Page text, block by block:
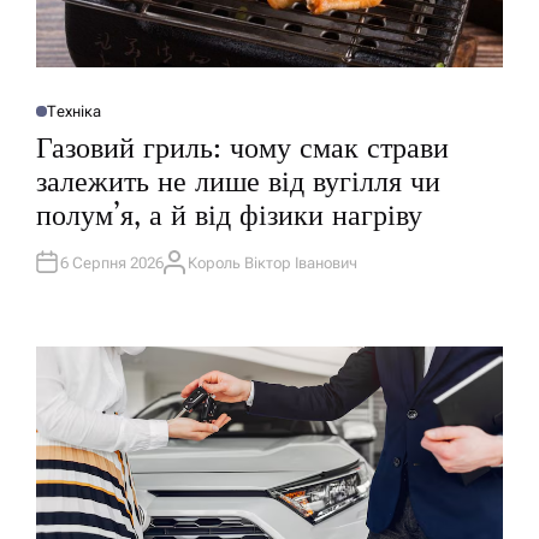
О
Л
І
К
У
А
Т
Техніка
Газовий гриль: чому смак страви
залежить не лише від вугілля чи
полум’я, а й від фізики нагріву
6 Серпня 2026А
Король Віктор Іванович